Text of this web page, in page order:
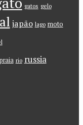
gatos gelo
japão lago moto
praia rio russia